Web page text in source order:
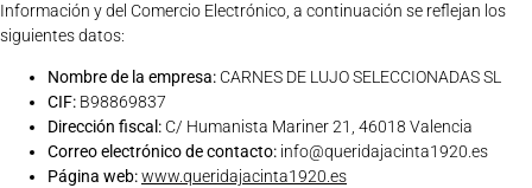
Información y del Comercio Electrónico, a continuación se reflejan los
siguientes datos:
Nombre de la empresa: CARNES DE LUJO SELECCIONADAS SL
CIF: B98869837
Dirección fiscal: C/ Humanista Mariner 21, 46018 Valencia
Correo electrónico de contacto: info@queridajacinta1920.es
Página web:www.queridajacinta1920.es